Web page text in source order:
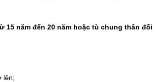
năm đến 20 năm hoặc tù chung thân đối
lên;